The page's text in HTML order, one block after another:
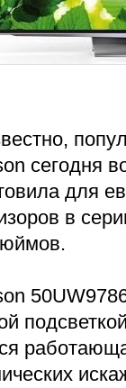
сегодня
для
в